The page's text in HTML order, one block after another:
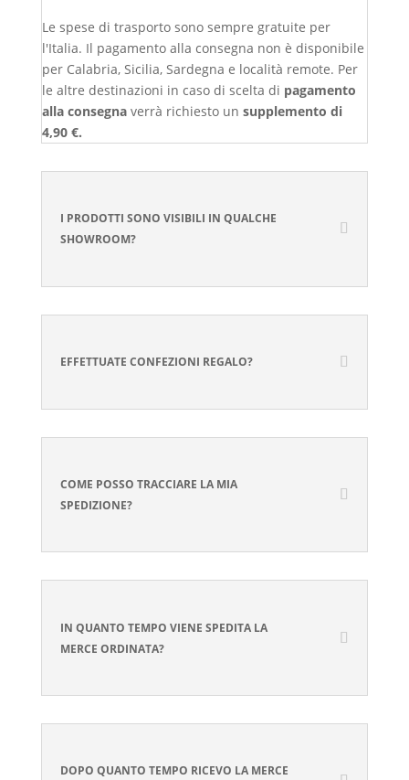
Le spese di trasporto sono sempre gratuite per
l'Italia. Il pagamento alla consegna non è disponibile
per Calabria, Sicilia, Sardegna e località remote. Per
le altre destinazioni in caso di scelta di pagamento
alla consegnaverrà richiesto un supplemento di
4,90 €.
I PRODOTTI SONO VISIBILI IN QUALCHE
SHOWROOM?
EFFETTUATE CONFEZIONI REGALO?
COME POSSO TRACCIARE LA MIA
SPEDIZIONE?
IN QUANTO TEMPO VIENE SPEDITA LA
MERCE ORDINATA?
DOPO QUANTO TEMPO RICEVO LA MERCE